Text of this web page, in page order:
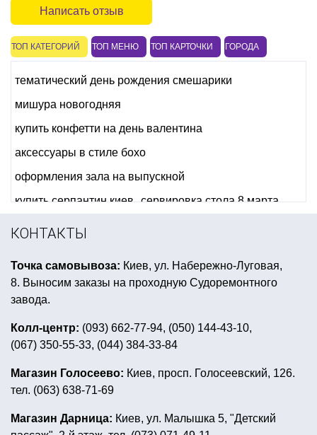
Написать отзыв
ТОП КАТЕГОРИЙ ТОП МЕНЮ ТОП КАРТОЧКИ ГОРОДА
тематический день рождения смешарики
мишура новогодняя
купить конфетти на день валентина
аксессуары в стиле бохо
оформления зала на выпускной
купить серпантин киев сервировка стола 8 марта
цена мыльные пузыри
купить подарок прикол
хэллоуин косметика
декорации гавайской вечеринки
воздушные шары маме на день рождения
ковбойская шляпа киев купить
купить мексиканский костюм
гирлянда из бумаги хэллоуин
КОНТАКТЫ
Точка самовывоза: Киев, ул. Набережно-Луговая,
8. Выносим заказы на проходную Судоремонтного
завода.
Колл-центр: (093) 662-77-94, (050) 144-43-10,
(067) 350-55-33, (044) 384-33-84
Магазин Голосеево: Киев, просп. Голосеевский, 126.
тел. (063) 638-71-69
Магазин Дарница: Киев, ул. Малышка 5, "Детский